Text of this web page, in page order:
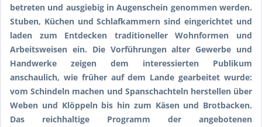
betreten und ausgiebig in Augenschein genommen werden.
Stuben, Küchen und Schlafkammern sind eingerichtet und
laden zum Entdecken traditioneller Wohnformen und
Arbeitsweisen ein. Die Vorführungen alter Gewerbe und
Handwerke zeigen dem interessierten Publikum
anschaulich, wie früher auf dem Lande gearbeitet wurde:
vom Schindeln machen und Spanschachteln herstellen über
Weben und Klöppeln bis hin zum Käsen und Brotbacken.
Das reichhaltige Programm der angebotenen